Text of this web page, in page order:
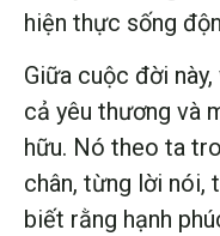
hiện thực sống
Giữa cuộc đời
cả yêu thương và
hữu. Nó theo ta
chân, từng lời nói,
biết rằng hạnh